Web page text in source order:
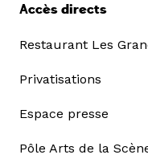
Accès directs
Restaurant Les
Privatisations
Espace presse
Pôle Arts de la